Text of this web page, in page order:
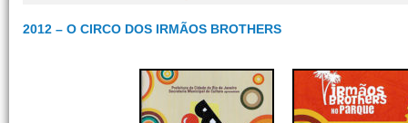
2012 – O CIRCO DOS IRMÃOS BROTHERS